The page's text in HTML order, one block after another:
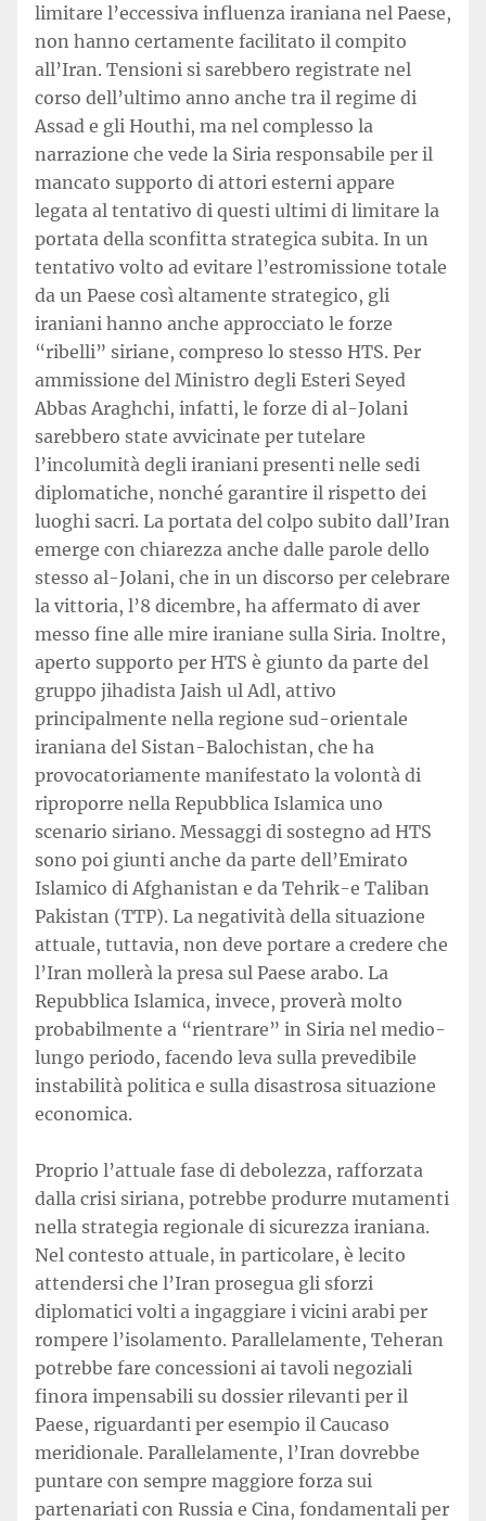
limitare l’eccessiva influenza iraniana nel Paese,
non hanno certamente facilitato il compito
all’Iran. Tensioni si sarebbero registrate nel
corso dell’ultimo anno anche tra il regime di
Assad e gli Houthi, ma nel complesso la
narrazione che vede la Siria responsabile per il
mancato supporto di attori esterni appare
legata al tentativo di questi ultimi di limitare la
portata della sconfitta strategica subita. In un
tentativo volto ad evitare l’estromissione totale
da un Paese così altamente strategico, gli
iraniani hanno anche approcciato le forze
“ribelli” siriane, compreso lo stesso HTS. Per
ammissione del Ministro degli Esteri Seyed
Abbas Araghchi, infatti, le forze di al-Jolani
sarebbero state avvicinate per tutelare
l’incolumità degli iraniani presenti nelle sedi
diplomatiche, nonché garantire il rispetto dei
luoghi sacri. La portata del colpo subito dall’Iran
emerge con chiarezza anche dalle parole dello
stesso al-Jolani, che in un discorso per celebrare
la vittoria, l’8 dicembre, ha affermato di aver
messo fine alle mire iraniane sulla Siria. Inoltre,
aperto supporto per HTS è giunto da parte del
gruppo jihadista Jaish ul Adl, attivo
principalmente nella regione sud-orientale
iraniana del Sistan-Balochistan, che ha
provocatoriamente manifestato la volontà di
riproporre nella Repubblica Islamica uno
scenario siriano. Messaggi di sostegno ad HTS
sono poi giunti anche da parte dell’Emirato
Islamico di Afghanistan e da Tehrik-e Taliban
Pakistan (TTP). La negatività della situazione
attuale, tuttavia, non deve portare a credere che
l’Iran mollerà la presa sul Paese arabo. La
Repubblica Islamica, invece, proverà molto
probabilmente a “rientrare” in Siria nel medio-
lungo periodo, facendo leva sulla prevedibile
instabilità politica e sulla disastrosa situazione
economica.
Proprio l’attuale fase di debolezza, rafforzata
dalla crisi siriana, potrebbe produrre mutamenti
nella strategia regionale di sicurezza iraniana.
Nel contesto attuale, in particolare, è lecito
attendersi che l’Iran prosegua gli sforzi
diplomatici volti a ingaggiare i vicini arabi per
rompere l’isolamento. Parallelamente, Teheran
potrebbe fare concessioni ai tavoli negoziali
finora impensabili su dossier rilevanti per il
Paese, riguardanti per esempio il Caucaso
meridionale. Parallelamente, l’Iran dovrebbe
puntare con sempre maggiore forza sui
partenariati con Russia e Cina, fondamentali per